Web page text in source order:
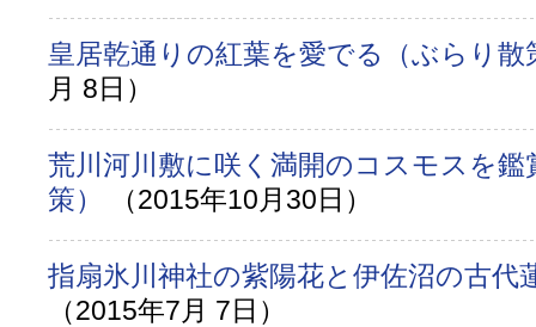
皇居乾通りの紅葉を愛でる（ぶらり
月 8日）
荒川河川敷に咲く満開のコスモスを
策）
（2015年10月30日）
指扇氷川神社の紫陽花と伊佐沼の古代
（2015年7月 7日）